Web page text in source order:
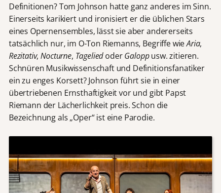
Definitionen? Tom Johnson hatte ganz anderes im Sinn.
Einerseits karikiert und ironisiert er die üblichen Stars
eines Opernensembles, lässt sie aber andererseits
tatsächlich nur, im O-Ton Riemanns, Begriffe wieAria,
Rezitativ,Nocturne, TageliedoderGaloppusw. zitieren.
Schnüren Musikwissenschaft und Definitionsfanatiker
ein zu enges Korsett? Johnson führt sie in einer
übertriebenen Ernsthaftigkeit vor und gibt Papst
Riemann der Lächerlichkeit preis. Schon die
Bezeichnung als „Oper“ ist eine Parodie.